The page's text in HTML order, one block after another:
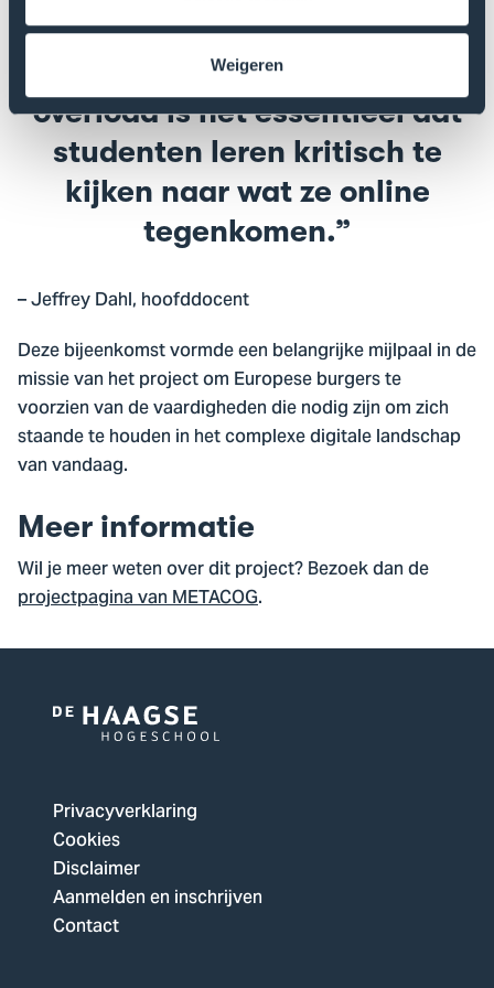
Weigeren
In een tijd van informatie-
overload is het essentieel dat
studenten leren kritisch te
kijken naar wat ze online
tegenkomen.
– Jeffrey Dahl, hoofddocent
Deze bijeenkomst vormde een belangrijke mijlpaal in de
missie van het project om Europese burgers te
voorzien van de vaardigheden die nodig zijn om zich
staande te houden in het complexe digitale landschap
van vandaag.
Meer informatie
Wil je meer weten over dit project? Bezoek dan de
projectpagina van METACOG.
Logo
De
Haagse
Hogeschool,
ga
naar
de
Privacyverklaring
Cookies
Disclaimer
Aanmelden en inschrijven
Contact